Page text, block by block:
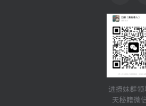
进撩妹群领
天秘籍微信